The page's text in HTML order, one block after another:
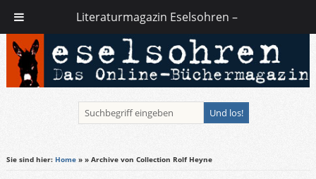
Sie sind hier: Home» » Archive von Collection Rolf Heyne
Literaturmagazin Eselsohren –